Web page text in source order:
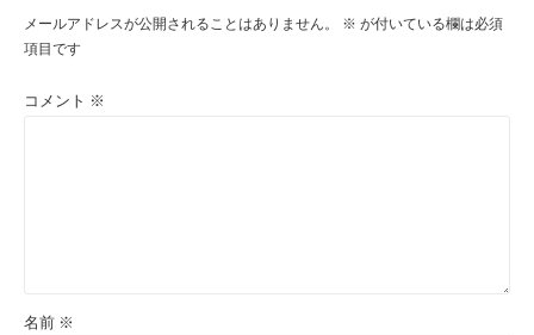
メールアドレスが公開されることはありません。 ※ が付いている欄は必須
項目です
コメント ※
名前 ※